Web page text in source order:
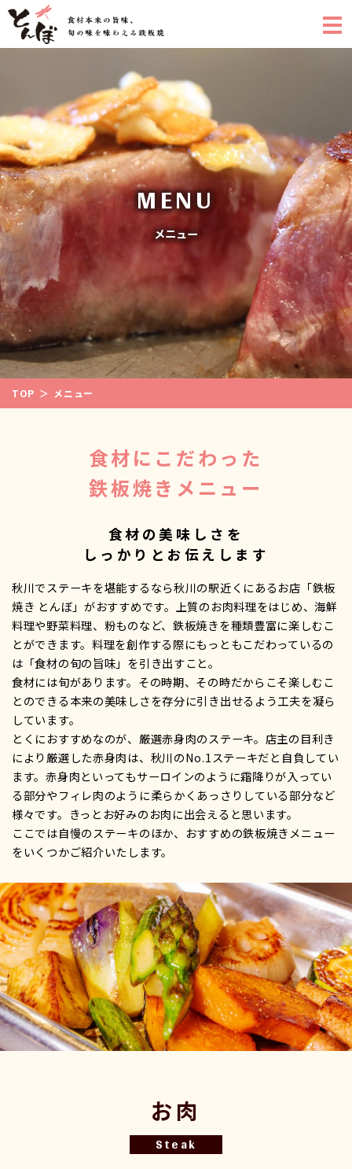
メニュー
MENU
TOP メニュー
食材にこだわった
鉄板焼きメニュー
食材の美味しさを
しっかりとお伝えします
秋川でステーキを堪能するなら秋川の駅近くにあるお店「鉄板
焼き とんぼ」がおすすめです。上質のお肉料理をはじめ、海鮮
料理や野菜料理、粉ものなど、鉄板焼きを種類豊富に楽しむこ
とができます。料理を創作する際にもっともこだわっているの
は「食材の旬の旨味」を引き出すこと。
食材には旬があります。その時期、その時だからこそ楽しむこ
とのできる本来の美味しさを存分に引き出せるよう工夫を凝ら
しています。
とくにおすすめなのが、厳選赤身肉のステーキ。店主の目利き
により厳選した赤身肉は、秋川のNo.1ステーキだと自負してい
ます。赤身肉といってもサーロインのように霜降りが入ってい
る部分やフィレ肉のように柔らかくあっさりしている部分など
様々です。きっとお好みのお肉に出会えると思います。
ここでは自慢のステーキのほか、おすすめの鉄板焼きメニュー
をいくつかご紹介いたします。
お肉
Steak